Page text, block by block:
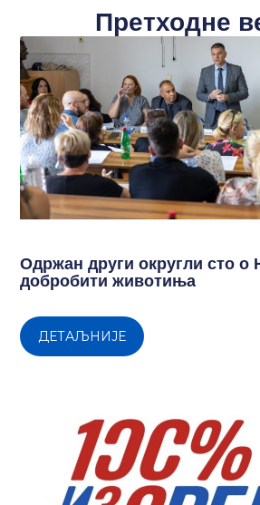
Претходне
Одржан други округли сто о
добробити животиња
ДЕТАЉНИЈЕ